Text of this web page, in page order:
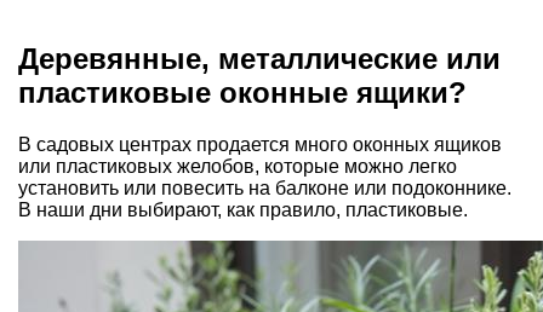
Деревянные, металлические или
пластиковые оконные ящики?
В садовых центрах продается много оконных ящиков
или пластиковых желобов, которые можно легко
установить или повесить на балконе или подоконнике.
В наши дни выбирают, как правило, пластиковые.